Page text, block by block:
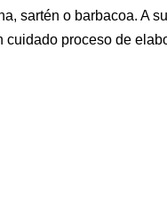
sartén o barbacoa. A
cuidado proceso de